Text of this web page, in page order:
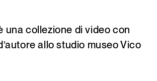
dal 3 al 31 agosto. Ci rivediamo l’1 settembre!
una collezione di video con
allo studio museo Vico